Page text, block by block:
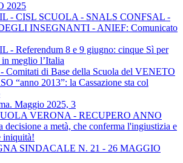
2025
- CISL SCUOLA - SNALS CONFSAL -
INSEGNANTI - ANIEF: Comunicato
- Referendum 8 e 9 giugno: cinque Sì per
meglio l’Italia
Comitati di Base della Scuola del VENETO
“anno 2013”: la Cassazione sta col
Maggio 2025, 3
VERONA - RECUPERO ANNO
decisione a metà, che conferma l'ingiustizia e
iniquità!
SINDACALE N. 21 - 26 MAGGIO